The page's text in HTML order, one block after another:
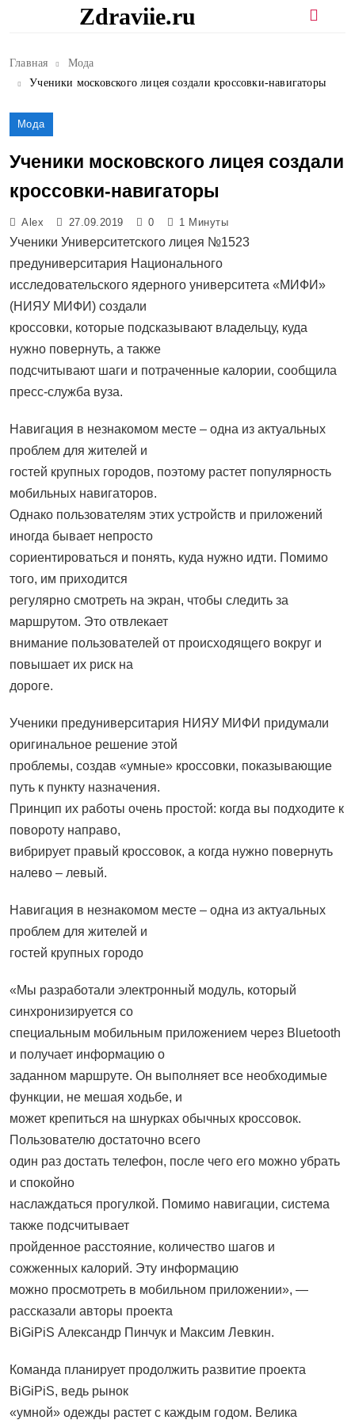
Zdraviie.ru
Главная
Мода
Ученики московского лицея создали кроссовки-навигаторы
Мода
Ученики московского лицея создали
кроссовки-навигаторы
Alex 27.09.2019 0 1 Минуты
Ученики Университетского лицея №1523
предуниверситария Национального
исследовательского ядерного университета «МИФИ»
(НИЯУ МИФИ) создали
кроссовки, которые подсказывают владельцу, куда
нужно повернуть, а также
подсчитывают шаги и потраченные калории, сообщила
пресс-служба вуза.
Навигация в незнакомом месте – одна из актуальных
проблем для жителей и
гостей крупных городов, поэтому растет популярность
мобильных навигаторов.
Однако пользователям этих устройств и приложений
иногда бывает непросто
сориентироваться и понять, куда нужно идти. Помимо
того, им приходится
регулярно смотреть на экран, чтобы следить за
маршрутом. Это отвлекает
внимание пользователей от происходящего вокруг и
повышает их риск на
дороге.
Ученики предуниверситария НИЯУ МИФИ придумали
оригинальное решение этой
проблемы, создав «умные» кроссовки, показывающие
путь к пункту назначения.
Принцип их работы очень простой: когда вы подходите к
повороту направо,
вибрирует правый кроссовок, а когда нужно повернуть
налево – левый.
Навигация в незнакомом месте – одна из актуальных
проблем для жителей и
гостей крупных городо
«Мы разработали электронный модуль, который
синхронизируется со
специальным мобильным приложением через Bluetooth
и получает информацию о
заданном маршруте. Он выполняет все необходимые
функции, не мешая ходьбе, и
может крепиться на шнурках обычных кроссовок.
Пользователю достаточно всего
один раз достать телефон, после чего его можно убрать
и спокойно
наслаждаться прогулкой. Помимо навигации, система
также подсчитывает
пройденное расстояние, количество шагов и
сожженных калорий. Эту информацию
можно просмотреть в мобильном приложении», —
рассказали авторы проекта
BiGiPiS Александр Пинчук и Максим Левкин.
Команда планирует продолжить развитие проекта
BiGiPiS, ведь рынок
«умной» одежды растет с каждым годом. Велика